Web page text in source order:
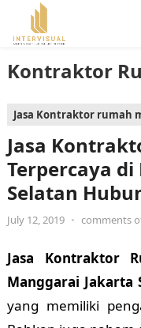
Kontraktor
Jasa Kontraktor rumah
Jasa
Terpercaya
Selatan
July 12, 2019 • comments
Jasa Kontraktor
Manggarai Jakarta
yang memiliki